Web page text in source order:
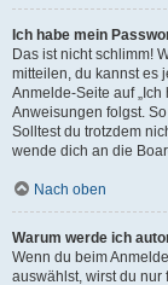
Ich habe mein
Das ist nicht schlimm!
mitteilen, du kannst es
Anmelde-Seite auf
Anweisungen folgst.
Solltest du trotzdem
wende dich an die
Nach oben
Warum werde ich
Wenn du beim
auswählst, wirst du